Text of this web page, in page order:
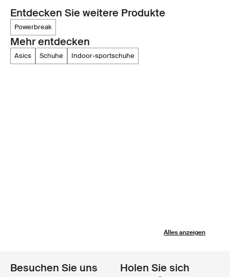
Entdecken Sie weitere Produkte
powerbreak
Mehr entdecken
asics schuhe indoor-sportschuhe
Alles anzeigen
Besuchen Sie uns
Holen Sie sich